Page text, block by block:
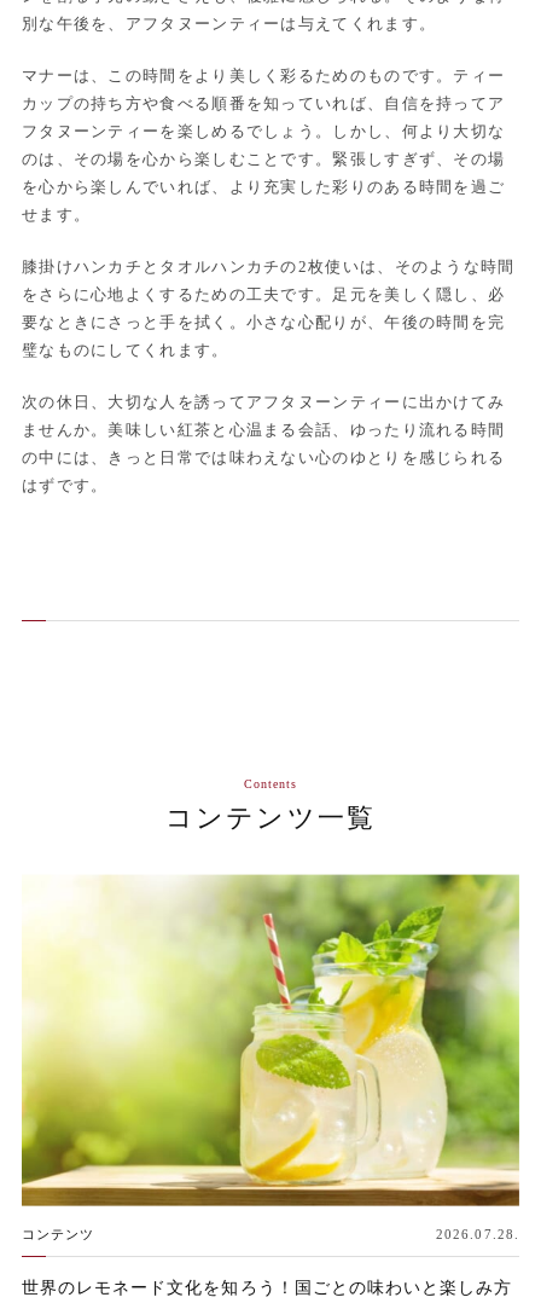
別な午後を、アフタヌーンティーは与えてくれます。
マナーは、この時間をより美しく彩るためのものです。ティー
カップの持ち方や食べる順番を知っていれば、自信を持ってア
フタヌーンティーを楽しめるでしょう。しかし、何より大切な
のは、その場を心から楽しむことです。緊張しすぎず、その場
を心から楽しんでいれば、より充実した彩りのある時間を過ご
せます。
膝掛けハンカチとタオルハンカチの2枚使いは、そのような時間
をさらに心地よくするための工夫です。足元を美しく隠し、必
要なときにさっと手を拭く。小さな心配りが、午後の時間を完
璧なものにしてくれます。
次の休日、大切な人を誘ってアフタヌーンティーに出かけてみ
ませんか。美味しい紅茶と心温まる会話、ゆったり流れる時間
の中には、きっと日常では味わえない心のゆとりを感じられる
はずです。
コンテンツ一覧
Contents
コンテンツ 2026.07.28.
世界のレモネード文化を知ろう！国ごとの味わいと楽しみ方